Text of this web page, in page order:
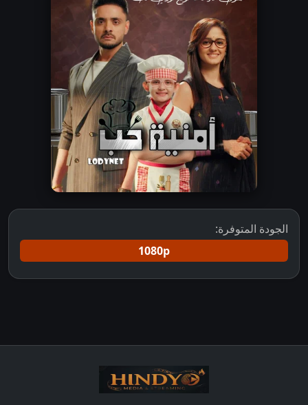
الجودة المتوفرة:
1080p